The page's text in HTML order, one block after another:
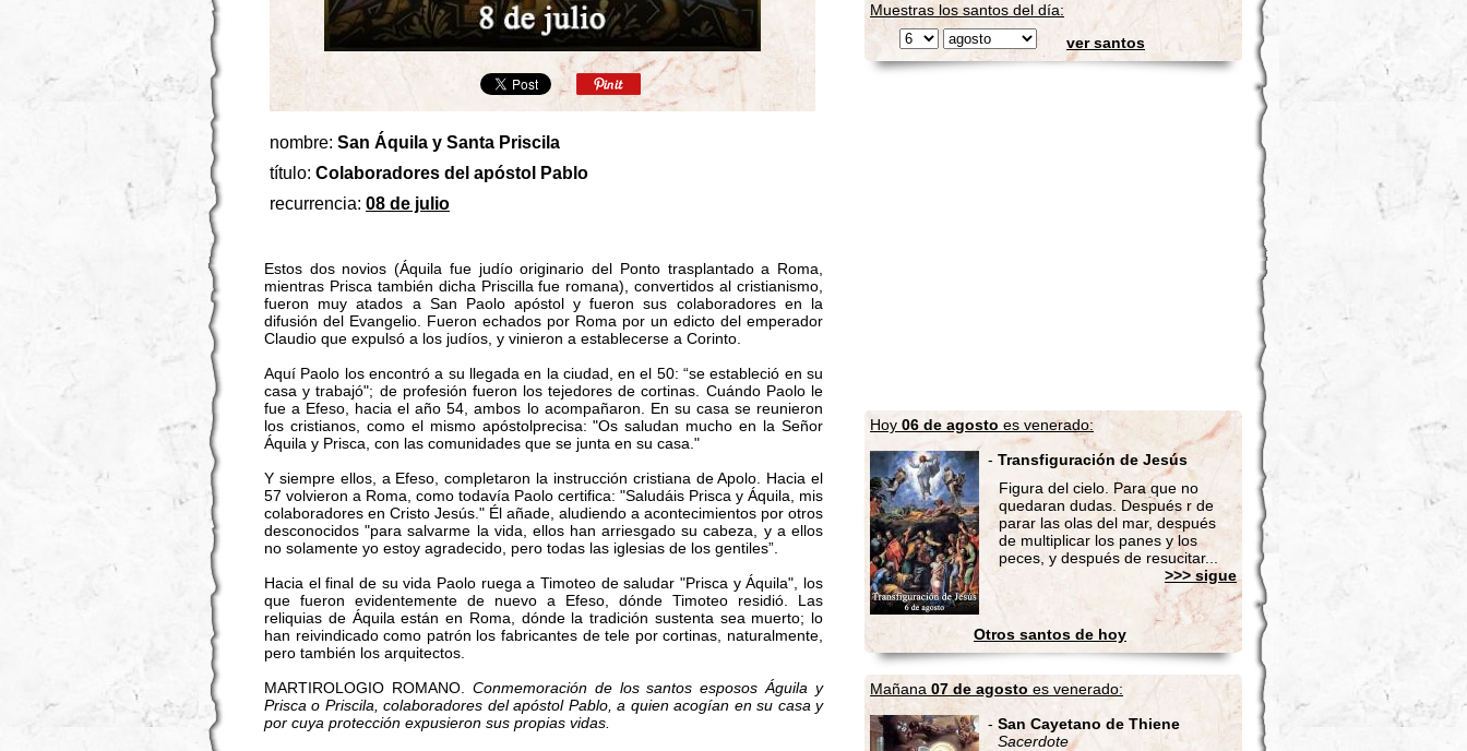
nombre: San Áquila y Santa Priscila
título: Colaboradores del apóstol Pablo
recurrencia: 08 de julio
Estos dos novios (Áquila fue judío originario del Ponto trasplantado a Roma,
mientras Prisca también dicha Priscilla fue romana), convertidos al cristianismo,
fueron muy atados a San Paolo apóstol y fueron sus colaboradores en la
difusión del Evangelio. Fueron echados por Roma por un edicto del emperador
Claudio que expulsó a los judíos, y vinieron a establecerse a Corinto.
Aquí Paolo los encontró a su llegada en la ciudad, en el 50: “se estableció en su
casa y trabajó"; de profesión fueron los tejedores de cortinas. Cuándo Paolo le
fue a Efeso, hacia el año 54, ambos lo acompañaron. En su casa se reunieron
los cristianos, como el mismo apóstolprecisa: "Os saludan mucho en la Señor
Áquila y Prisca, con las comunidades que se junta en su casa."
Y siempre ellos, a Efeso, completaron la instrucción cristiana de Apolo. Hacia el
57 volvieron a Roma, como todavía Paolo certifica: "Saludáis Prisca y Áquila, mis
colaboradores en Cristo Jesús." Él añade, aludiendo a acontecimientos por otros
desconocidos "para salvarme la vida, ellos han arriesgado su cabeza, y a ellos
no solamente yo estoy agradecido, pero todas las iglesias de los gentiles”.
Hacia el final de su vida Paolo ruega a Timoteo de saludar "Prisca y Áquila", los
que fueron evidentemente de nuevo a Efeso, dónde Timoteo residió. Las
reliquias de Áquila están en Roma, dónde la tradición sustenta sea muerto; lo
han reivindicado como patrón los fabricantes de tele por cortinas, naturalmente,
pero también los arquitectos.
MARTIROLOGIO ROMANO. Conmemoración de los santos esposos Águila y
Prisca o Priscila, colaboradores del apóstol Pablo, a quien acogían en su casa y
por cuya protección expusieron sus propias vidas.
Muestras los santos del día:
ver santos
Hoy 06 de agosto es venerado:
- Transfiguración de Jesús
Figura del cielo. Para que no
quedaran dudas. Después r de
parar las olas del mar, después
de multiplicar los panes y los
peces, y después de resucitar...
>>> sigue
Otros santos de hoy
Mañana 07 de agosto es venerado:
- San Cayetano de Thiene
Sacerdote